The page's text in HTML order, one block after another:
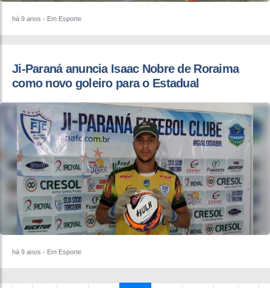
há 9 anos - Em Esporte
Ji-Paraná anuncia Isaac Nobre de Roraima
como novo goleiro para o Estadual
há 9 anos - Em Esporte